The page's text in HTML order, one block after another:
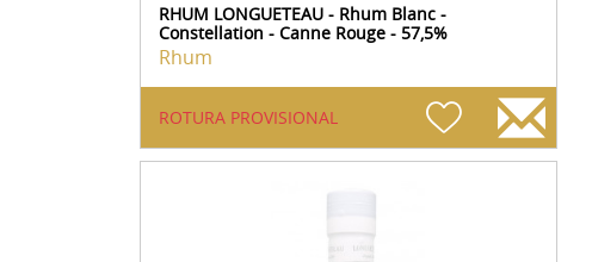
RHUM LONGUETEAU - Rhum Blanc -
Constellation - Canne Rouge - 57,5%
Rhum
ROTURA PROVISIONAL